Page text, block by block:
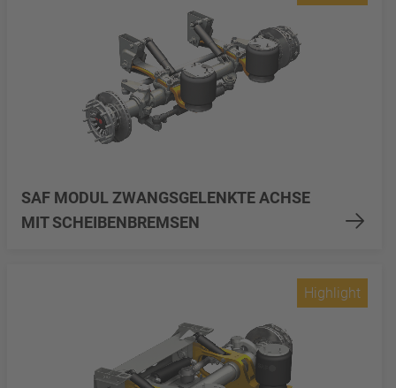
SAF MODUL ZWANGSGELENKTE ACHSE
MIT SCHEIBENBREMSEN
Highlight